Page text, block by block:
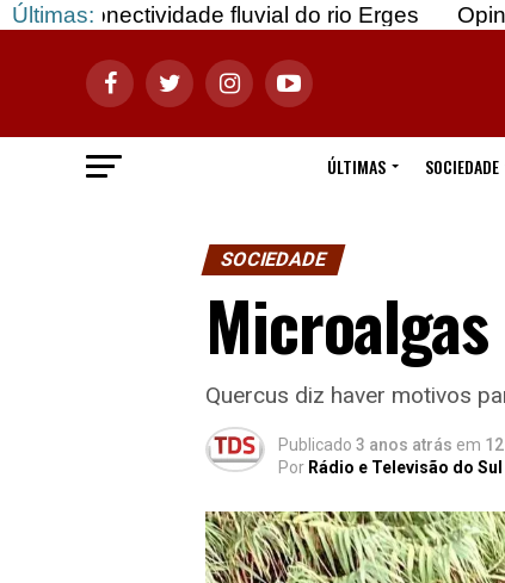
Últimas: fluvial do rio Erges Opinião: Gozar
ÚLTIMAS SOCIEDADE
SOCIEDADE
Quercus diz haver motivos
Publicado 3 anos atrás em
Por Rádio e Televisão do Sul